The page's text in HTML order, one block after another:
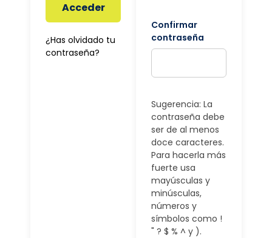
Acceder
¿Has olvidado tu
contraseña?
Confirmar
contraseña
Sugerencia: La
contraseña debe
ser de al menos
doce caracteres.
Para hacerla más
fuerte usa
mayúsculas y
minúsculas,
números y
símbolos como !
" ? $ % ^ y ).